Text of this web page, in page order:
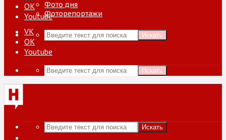
ОК
Youtube
Искать
Фото дня
Фоторепортажи
VK
ОК
Youtube
Искать
Искать